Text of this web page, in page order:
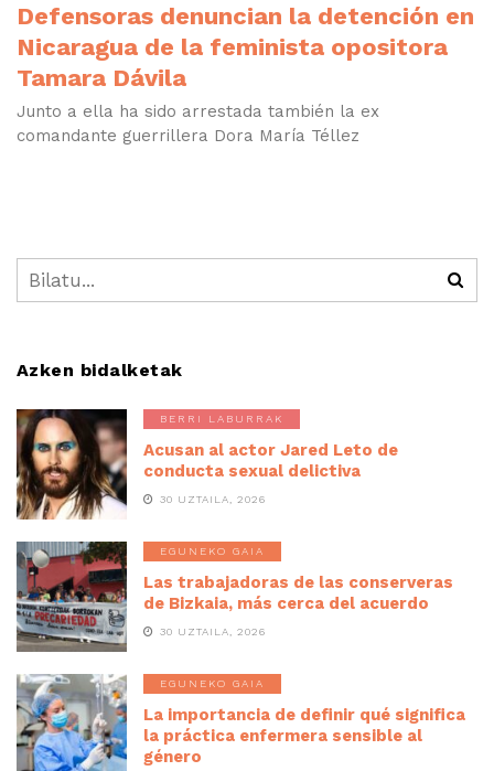
Defensoras denuncian la detención en
Nicaragua de la feminista opositora
Tamara Dávila
Junto a ella ha sido arrestada también la ex
comandante guerrillera Dora María Téllez
Azken bidalketak
BERRI LABURRAK
Acusan al actor Jared Leto de
conducta sexual delictiva
30 UZTAILA, 2026
EGUNEKO GAIA
Las trabajadoras de las conserveras
de Bizkaia, más cerca del acuerdo
30 UZTAILA, 2026
EGUNEKO GAIA
La importancia de definir qué significa
la práctica enfermera sensible al
género